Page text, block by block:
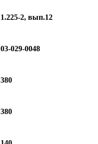
1.225-2, вып.12
03-029-0048
380
380